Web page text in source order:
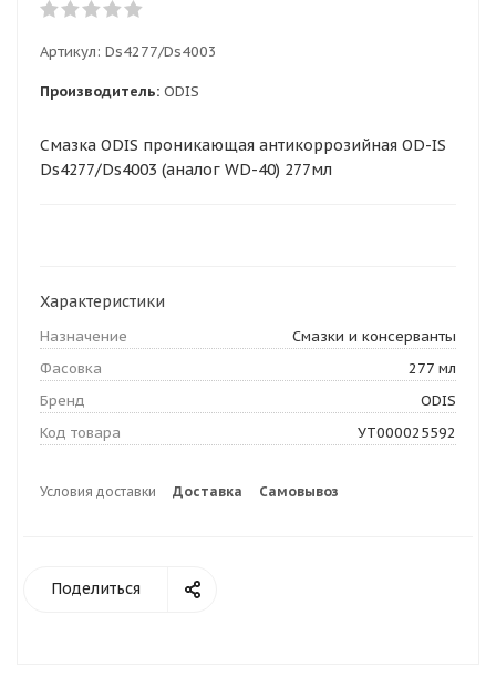
Артикул: Ds4277/Ds4003
Производитель: ODIS
Смазка ODIS проникающая антикоррозийная OD-IS
Ds4277/Ds4003 (аналог WD-40) 277мл
Характеристики
Назначение
Смазки и консерванты
Фасовка
277 мл
Бренд
ODIS
Код товара
УТ000025592
Условия доставки Доставка Самовывоз
Поделиться